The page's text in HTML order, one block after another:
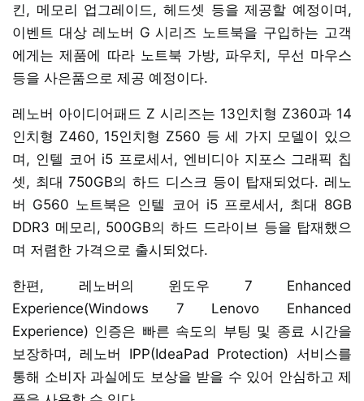
킨, 메모리 업그레이드, 헤드셋 등을 제공할 예정이며,
이벤트 대상 레노버 G 시리즈 노트북을 구입하는 고객
에게는 제품에 따라 노트북 가방, 파우치, 무선 마우스
등을 사은품으로 제공 예정이다.
레노버 아이디어패드 Z 시리즈는 13인치형 Z360과 14
인치형 Z460, 15인치형 Z560 등 세 가지 모델이 있으
며, 인텔 코어 i5 프로세서, 엔비디아 지포스 그래픽 칩
셋, 최대 750GB의 하드 디스크 등이 탑재되었다. 레노
버 G560 노트북은 인텔 코어 i5 프로세서, 최대 8GB
DDR3 메모리, 500GB의 하드 드라이브 등을 탑재했으
며 저렴한 가격으로 출시되었다.
한편, 레노버의 윈도우 7 Enhanced
Experience(Windows 7 Lenovo Enhanced
Experience) 인증은 빠른 속도의 부팅 및 종료 시간을
보장하며, 레노버 IPP(IdeaPad Protection) 서비스를
통해 소비자 과실에도 보상을 받을 수 있어 안심하고 제